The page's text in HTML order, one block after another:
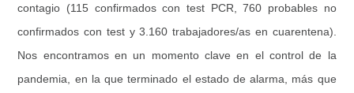
contagio (115 confirmados con test PCR, 760 probables no
confirmados con test y 3.160 trabajadores/as en cuarentena).
Nos encontramos en un momento clave en el control de la
pandemia, en la que terminado el estado de alarma, más que